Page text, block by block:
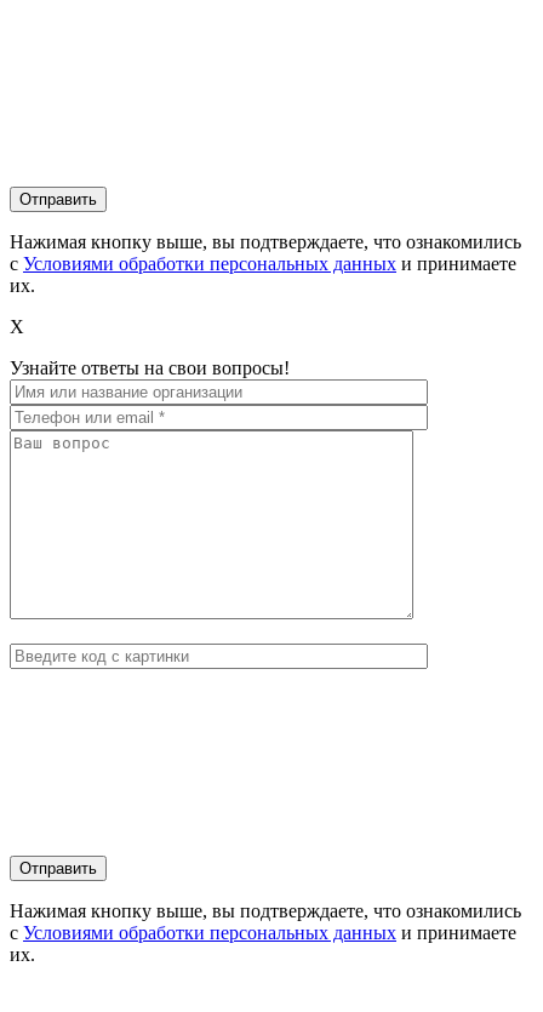
Нажимая кнопку выше, вы подтверждаете, что ознакомились
с Условиями обработки персональных данных и принимаете
их.
X
Узнайте ответы на свои вопросы!
Нажимая кнопку выше, вы подтверждаете, что ознакомились
с Условиями обработки персональных данных и принимаете
их.